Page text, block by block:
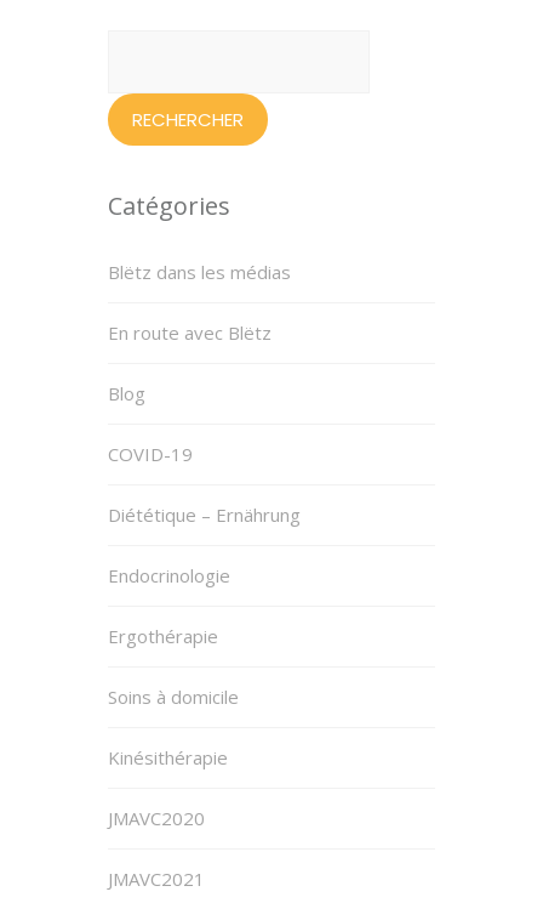
Catégories
Blëtz dans les médias
En route avec Blëtz
Blog
COVID-19
Diététique – Ernährung
Endocrinologie
Ergothérapie
Soins à domicile
Kinésithérapie
JMAVC2020
JMAVC2021